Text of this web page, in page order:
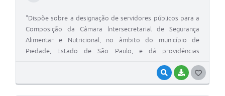
VISUALIZAR
BAIXAR
"Dispõe sobre a designação de servidores públicos para a
Composição da Câmara lntersecretarial de Segurança
Alimentar e Nutricional, no âmbito do município de
Piedade, Estado de São Paulo, e dá providências